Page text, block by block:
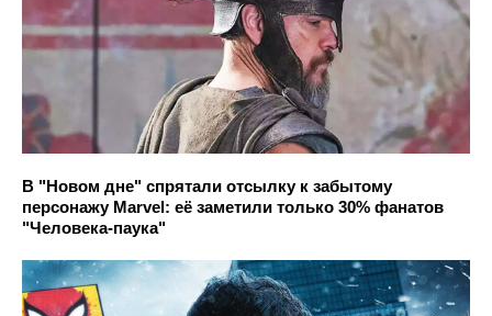
В "Новом дне" спрятали отсылку к забытому
персонажу Marvel: её заметили только 30% фанатов
"Человека-паука"